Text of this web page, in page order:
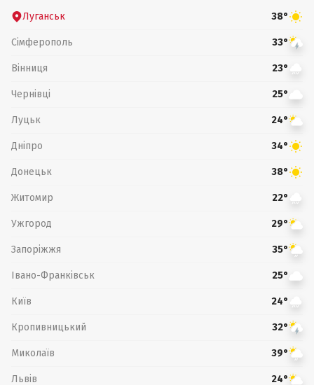
Луганськ 38°
Сімферополь 33°
Вінниця 23°
Чернівці 25°
Луцьк 24°
Дніпро 34°
Донецьк 38°
Житомир 22°
Ужгород 29°
Запоріжжя 35°
Івано-Франківськ 25°
Київ 24°
Кропивницький 32°
Миколаїв 39°
Львів 24°